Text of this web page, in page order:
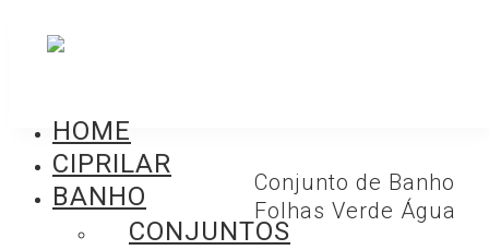
HOME
CIPRILAR
BANHO
CONJUNTOS
Conjunto de Banho
Folhas Verde Água